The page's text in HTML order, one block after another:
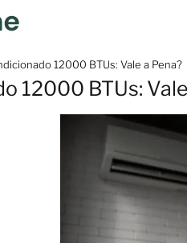
12000 BTUs: Vale a Pena?
12000 BTUs: